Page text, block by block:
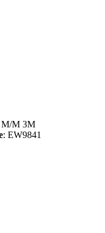
M 3M
: EW9841